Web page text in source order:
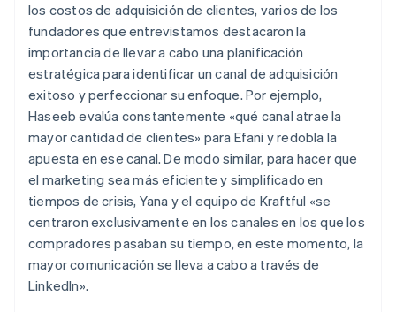
los costos de adquisición de clientes, varios de los
fundadores que entrevistamos destacaron la
importancia de llevar a cabo una planificación
estratégica para identificar un canal de adquisición
exitoso y perfeccionar su enfoque. Por ejemplo,
Haseeb evalúa constantemente «qué canal atrae la
mayor cantidad de clientes» para Efani y redobla la
apuesta en ese canal. De modo similar, para hacer que
el marketing sea más eficiente y simplificado en
tiempos de crisis, Yana y el equipo de Kraftful «se
centraron exclusivamente en los canales en los que los
compradores pasaban su tiempo, en este momento, la
mayor comunicación se lleva a cabo a través de
LinkedIn».